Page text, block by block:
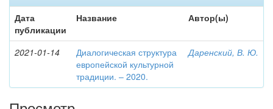
Дата
публикации
Название Автор(ы)
2021-01-14
Диалогическая структура
европейской культурной
традиции. – 2020.
Даренский, В. Ю.